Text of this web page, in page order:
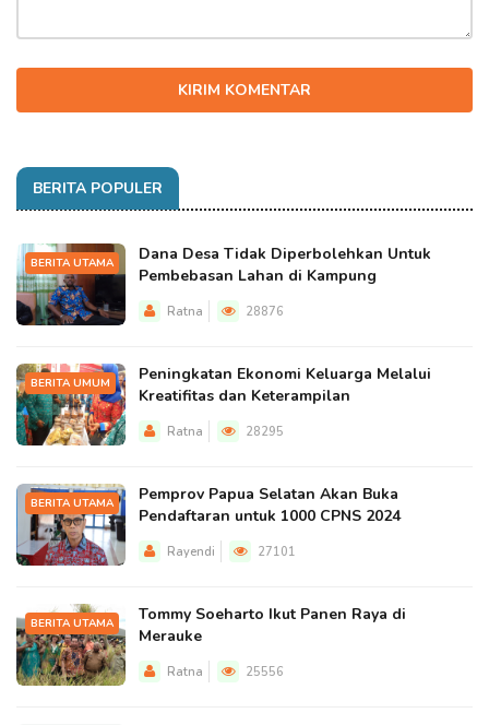
KIRIM KOMENTAR
BERITA POPULER
BERITA UTAMA
Dana Desa Tidak Diperbolehkan Untuk
Pembebasan Lahan di Kampung
Ratna 28876
BERITA UMUM
Peningkatan Ekonomi Keluarga Melalui
Kreatifitas dan Keterampilan
Ratna 28295
BERITA UTAMA
Pemprov Papua Selatan Akan Buka
Pendaftaran untuk 1000 CPNS 2024
Rayendi 27101
BERITA UTAMA
Tommy Soeharto Ikut Panen Raya di
Merauke
Ratna 25556